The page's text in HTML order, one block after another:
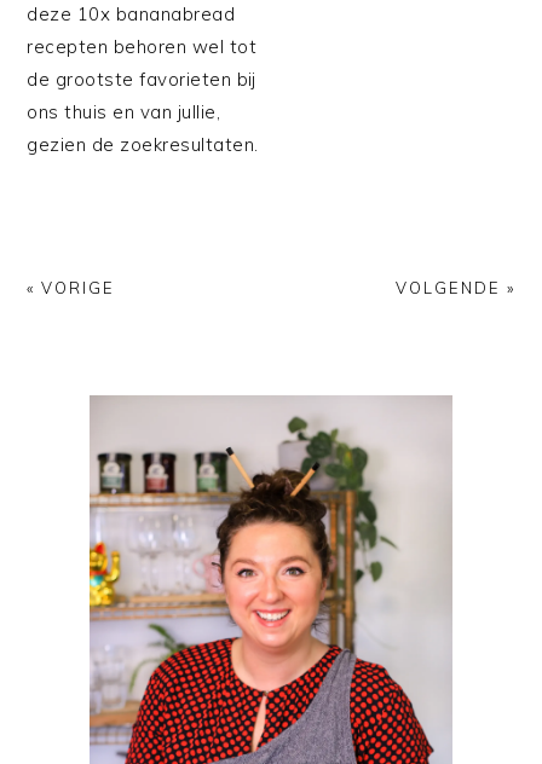
deze 10x bananabread
recepten behoren wel tot
de grootste favorieten bij
ons thuis en van jullie,
gezien de zoekresultaten.
« VORIGE VOLGENDE »